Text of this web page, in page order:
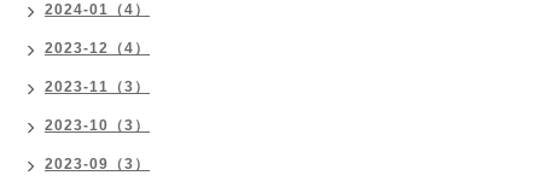
2024-01（4）
2023-12（4）
2023-11（3）
2023-10（3）
2023-09（3）